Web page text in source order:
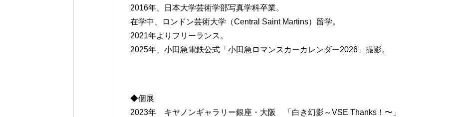
2016年、日本大学芸術学部写真学科卒業。
在学中、ロンドン芸術大学（Central Saint Martins）留学。
2021年よりフリーランス。
2025年、小田急電鉄公式「小田急ロマンスカーカレンダー2026」撮影。
◆個展
2023年 キヤノンギャラリー銀座・大阪 「白き幻影～VSE Thanks！〜」